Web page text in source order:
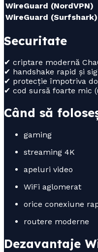
WireGuard (NordVPN)
WireGuard (Surfshark)
Securitate
✔ criptare modernă
✔ handshake rapid și
✔ protecție împotriva
✔ cod sursă foarte mic
Când să
gaming
streaming 4K
apeluri video
WiFi aglomerat
orice conexiune
routere moderne
Dezavantaje